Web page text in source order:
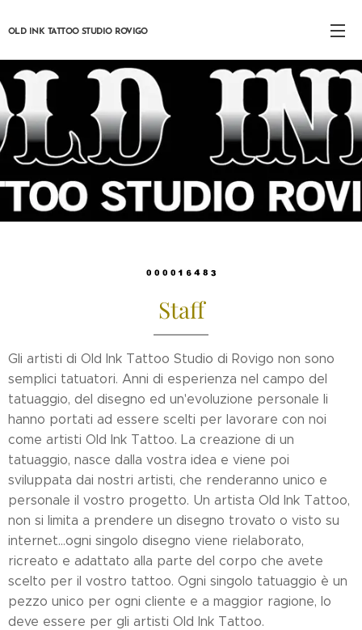
OLD INK TATTOO STUDIO ROVIGO
Staff
Gli artisti di Old Ink Tattoo Studio di Rovigo non sono
semplici tatuatori. Anni di esperienza nel campo del
tatuaggio, del disegno ed un'evoluzione personale li
hanno portati ad essere scelti per lavorare con noi
come artisti Old Ink Tattoo. La creazione di un
tatuaggio, nasce dalla vostra idea e viene poi
sviluppata dai nostri artisti, che renderanno unico e
personale il vostro progetto. Un artista Old Ink Tattoo,
non si limita a prendere un disegno trovato o visto su
internet...ogni singolo disegno viene rielaborato,
ricreato e adattato alla parte del corpo che avete
scelto per il vostro tattoo. Ogni singolo tatuaggio è un
pezzo unico per ogni cliente e a maggior ragione, lo
deve essere per gli artisti Old Ink Tattoo.